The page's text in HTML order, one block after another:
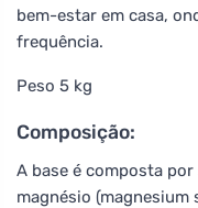
bem-estar em casa,
frequência.
Peso 5 kg
Composição:
A base é composta
magnésio